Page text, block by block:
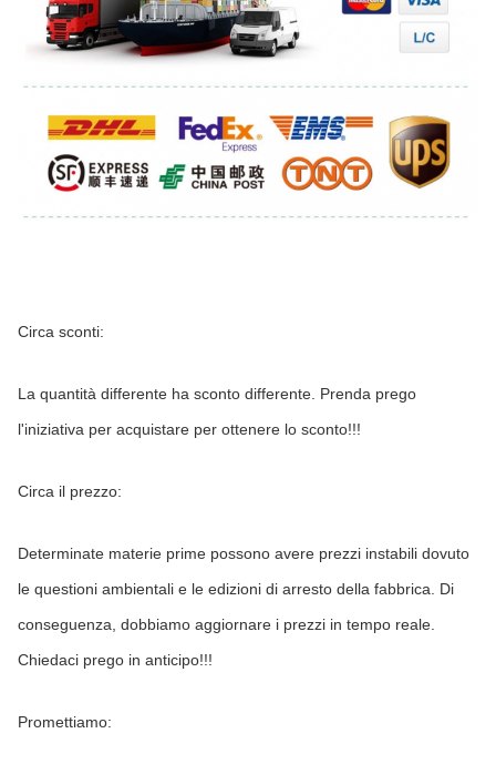
Circa sconti:
La quantità differente ha sconto differente. Prenda prego
l'iniziativa per acquistare per ottenere lo sconto!!!
Circa il prezzo:
Determinate materie prime possono avere prezzi instabili dovuto
le questioni ambientali e le edizioni di arresto della fabbrica. Di
conseguenza, dobbiamo aggiornare i prezzi in tempo reale.
Chiedaci prego in anticipo!!!
Promettiamo: